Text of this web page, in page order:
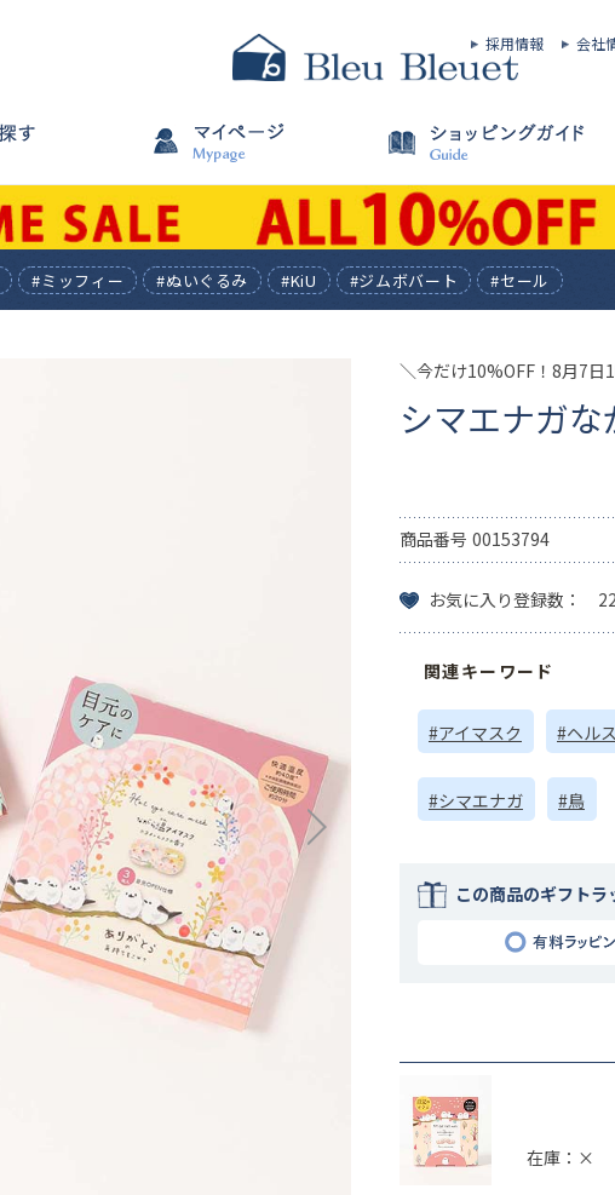
採用情報 会社
#ミッフィー #ぬいぐるみ #KiU #ジムボバート #セール
＼今だけ10%OFF！8月7日
シマエナガ
商品番号 00153794
お気に入り登録数：
関連キーワード
#アイマスク #ヘル
#シマエナガ #鳥
この商品のギフトラ
在庫：×